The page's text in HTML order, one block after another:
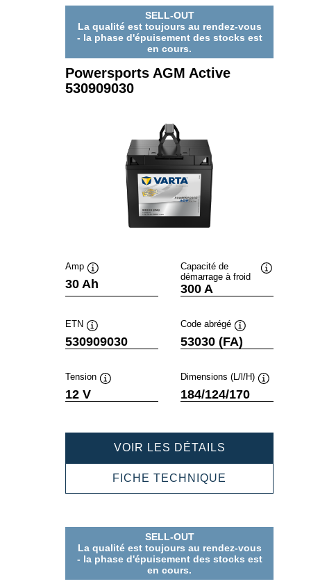
SELL-OUT
La qualité est toujours au rendez-vous
- la phase d'épuisement des stocks est
en cours.
Powersports AGM Active
530909030
Amp
Infobulle
30 Ah
Capacité de
démarrage à froid
300 A
ETN
Infobulle
530909030
Code abrégé
Infobulle
53030 (FA)
Tension
12 V
Dimensions (L/l/H)
184/124/170
VOIR LES DÉTAILS
ACTIVE
530909030
FICHE TECHNIQUE
SELL-OUT
La qualité est toujours au rendez-vous
- la phase d'épuisement des stocks est
en cours.